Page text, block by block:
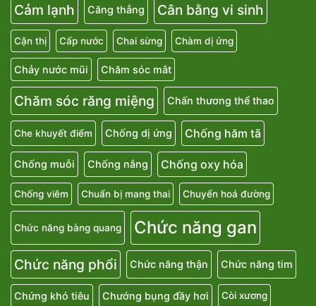
Cảm lạnh Căng thẳng Cân bằng vi sinh
Cận thị Cấp nước Chai sừng Chàm dị ứng
Chảy nước mũi Chăm sóc mắt
Chăm sóc răng miệng Chấn thương thể thao
Che khuyết điểm Chống dị ứng Chống hăm tã
Chống muỗi Chống nắng Chống oxy hóa
Chống viêm Chuẩn bị mang thai Chuyển hoá đường
Chức năng bàng quang Chức năng gan
Chức năng phổi Chức năng thận Chức năng tim
Chứng khó tiêu Chướng bụng đầy hơi Còi xương